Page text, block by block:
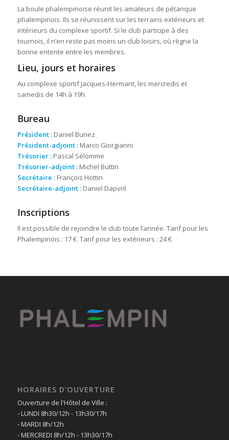
La boule phalempinoise réunit les amateurs de pétanque
phalempinois. Ils se réunissent sur les terrains extérieurs et
intérieurs du complexe sportif. Si le club participe à des
tournois, il n’en reste pas moins un club loisirs, où règne la
bonne entente entre les membres.
Lieu, jours et horaires
Au complexe sportif Jacques-Hermant, les mercredis et
samedis de 14h à 19h.
Bureau
Président :Daniel Buriez
Président-adjoint :Marco Giorgianni
Trésorier :Pascal Sélomme
Trésorier-adjoint :Michel Buttin
Secrétaire :François Hottin
Secrétaire-adjoint :Daniel Dapvril
Inscriptions
Il est possible de rejoindre le club toute l’année. Tarif pour les
Phalempinois : 17 €. Tarif pour les extérieurs : 24 €.
HORAIRES D’OUVERTURE
Ouverture de l'Hôtel de Ville :
- LUNDI 8h30/12h - 13h30/17h
- MARDI 8h/12h
- MERCREDI 8h/12h - 13h30/17h